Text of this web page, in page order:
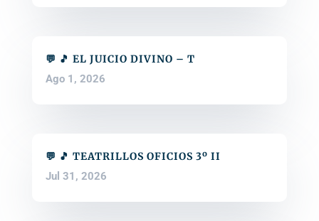
💬 🎵 EL JUICIO DIVINO – T
Ago 1, 2026
💬 🎵 TEATRILLOS OFICIOS 3º II
Jul 31, 2026